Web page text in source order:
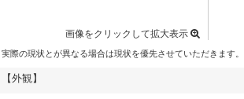
画像をクリックして拡大表示
際の現状とが異なる場合は現状を優先させていただきます。
【外観】